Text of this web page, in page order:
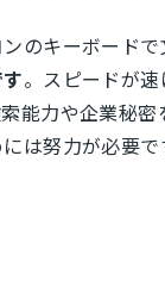
のキーボード
。スピードが
能力や企業秘
は努力が必要で